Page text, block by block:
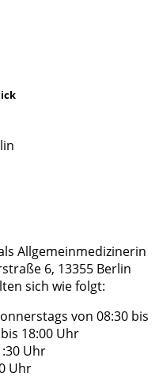
Allgemeinmedizinerin
6, 13355 Berlin
sich wie folgt:
von 08:30 bis
18:00 Uhr
Uhr
Uhr